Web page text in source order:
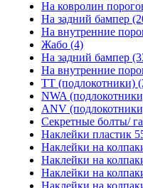
На ковролин
На задний бампер
На внутренние
Жабо (4)
На задний бампер
На внутренние
TT (подлокотники)
NWA
ANV
Секретные болты/
Наклейки пластик
Наклейки на
Наклейки на
Наклейки на
Наклейки на